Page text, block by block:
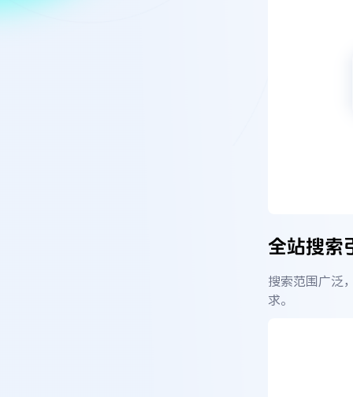
全站搜索
搜索范围广泛
求。